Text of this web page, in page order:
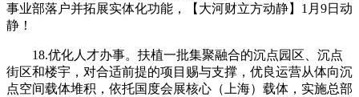
事业部落户并拓展实体化功能，【大河财立方动静】1月9日动
静！
18.优化人才办事。扶植一批集聚融合的沉点园区、沉点
街区和楼宇，对合适前提的项目赐与支撑，优良运营从体向沉
点空间载体堆积，依托国度会展核心（上海）载体，实施总部